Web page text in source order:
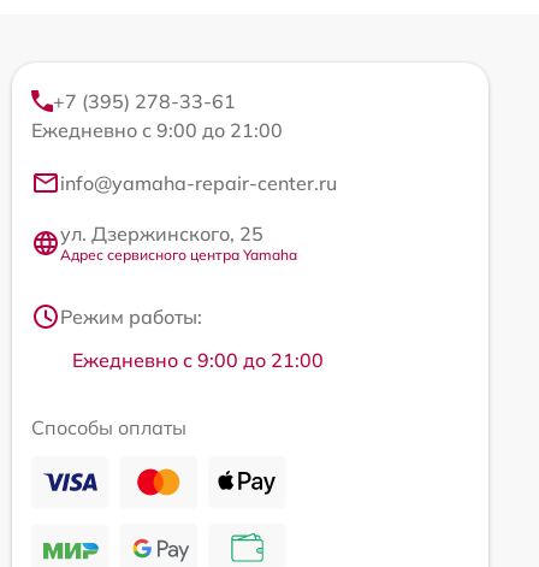
+7 (395) 278-33-61
Ежедневно с 9:00 до 21:00
info@yamaha-repair-center.ru
ул. Дзержинского, 25
Адрес сервисного центра Yamaha
Режим работы:
Ежедневно с 9:00 до 21:00
Способы оплаты